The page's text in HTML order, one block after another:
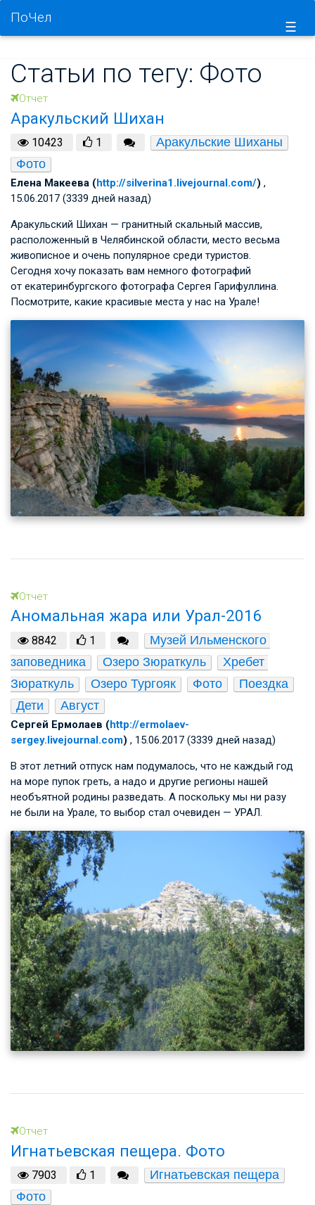
☰
ПоЧел
Статьи по тегу: Фото
Отчет
Аракульский Шихан
10423 1
Аракульские Шиханы
Фото
Елена Макеева (http://silverina1.livejournal.com/) ,
15.06.2017 (3339 дней назад)
Аракульский Шихан — гранитный скальный массив,
расположенный в Челябинской области, место весьма
живописное и очень популярное среди туристов.
Сегодня хочу показать вам немного фотографий
от екатеринбургского фотографа Сергея Гарифуллина.
Посмотрите, какие красивые места у нас на Урале!
Отчет
Аномальная жара или Урал-2016
8842 1
Музей Ильменского
заповедника
Озеро Зюраткуль
Хребет
Зюраткуль
Озеро Тургояк Фото
Поездка
Дети
Август
Сергей Ермолаев (http://ermolaev-
sergey.livejournal.com) , 15.06.2017 (3339 дней назад)
В этот летний отпуск нам подумалось, что не каждый год
на море пупок греть, а надо и другие регионы нашей
необъятной родины разведать. А поскольку мы ни разу
не были на Урале, то выбор стал очевиден — УРАЛ.
Отчет
Игнатьевская пещера. Фото
7903 1
Игнатьевская пещера
Фото